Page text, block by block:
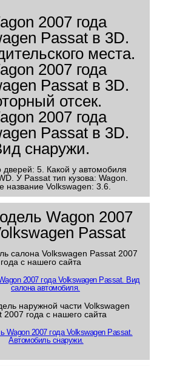
дверей: 5. Какой у автомобиля
У Passat тип кузова: Wagon.
название Volkswagen: 3.6.
Wagon 2007
Passat
салона Volkswagen Passat 2007
года с нашего сайта
наружной части Volkswagen
2007 года с нашего сайта